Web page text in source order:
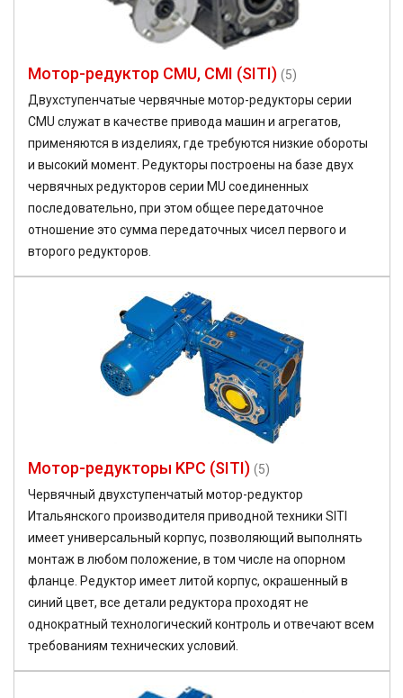
Мотор-редуктор CMU, CMI (SITI) (5)
Двухступенчатые червячные мотор-редукторы серии
CMU служат в качестве привода машин и агрегатов,
применяются в изделиях, где требуются низкие обороты
и высокий момент. Редукторы построены на базе двух
червячных редукторов серии MU соединенных
последовательно, при этом общее передаточное
отношение это сумма передаточных чисел первого и
второго редукторов.
Мотор-редукторы KPC (SITI) (5)
Червячный двухступенчатый мотор-редуктор
Итальянского производителя приводной техники SITI
имеет универсальный корпус, позволяющий выполнять
монтаж в любом положение, в том числе на опорном
фланце. Редуктор имеет литой корпус, окрашенный в
синий цвет, все детали редуктора проходят не
однократный технологический контроль и отвечают всем
требованиям технических условий.